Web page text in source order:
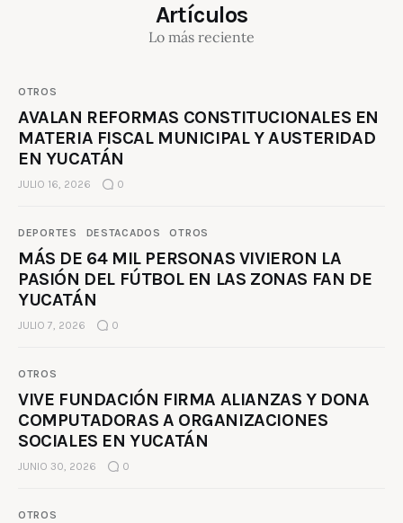
Artículos
Lo más reciente
OTROS
AVALAN REFORMAS CONSTITUCIONALES EN
MATERIA FISCAL MUNICIPAL Y AUSTERIDAD
EN YUCATÁN
JULIO 16, 2026 0
DEPORTES DESTACADOS OTROS
MÁS DE 64 MIL PERSONAS VIVIERON LA
PASIÓN DEL FÚTBOL EN LAS ZONAS FAN DE
YUCATÁN
JULIO 7, 2026 0
OTROS
VIVE FUNDACIÓN FIRMA ALIANZAS Y DONA
COMPUTADORAS A ORGANIZACIONES
SOCIALES EN YUCATÁN
JUNIO 30, 2026 0
OTROS